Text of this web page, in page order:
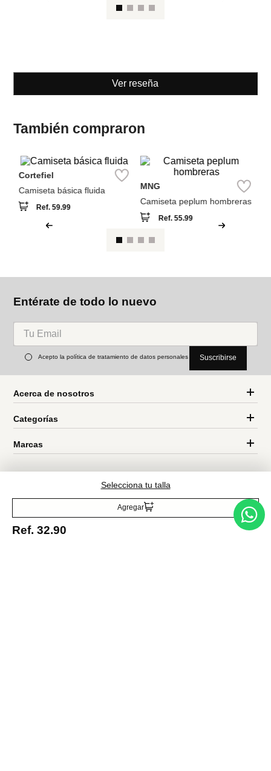
Selecciona tu talla
Agregar
Ref. 32.90
MNG
Ver reseña
También compraron
Cortefiel
Camiseta básica fluida
Ref.59.99
Camiseta peplum hombreras
Ref.55.99
Entérate de todo lo nuevo
Acepto la política de tratamiento de datos personales Suscribirse
Acerca de nosotros